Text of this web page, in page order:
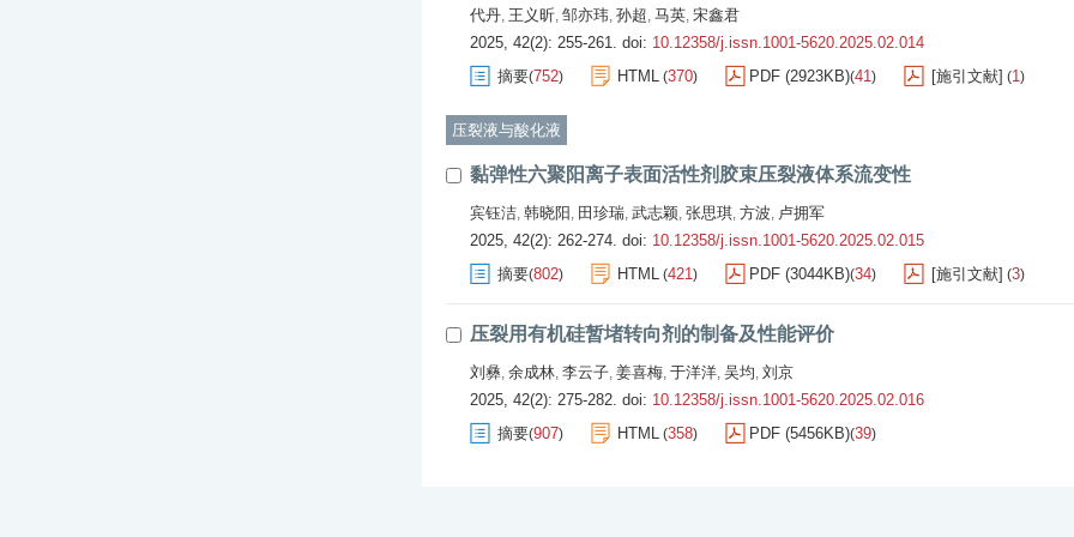
代丹, 王义昕, 邹亦玮, 孙超, 马英, 宋鑫君
2025, 42(2): 255-261. doi: 10.12358/j.issn.1001-5620.2025.02.014
摘要(752) HTML (370) PDF (2923KB)(41) [施引文献] (1)
压裂液与酸化液
黏弹性六聚阳离子表面活性剂胶束压裂液体系流变性
宾钰洁, 韩晓阳 , 田珍瑞, 武志颖, 张思琪, 方波, 卢拥军
2025, 42(2): 262-274. doi: 10.12358/j.issn.1001-5620.2025.02.015
摘要(802) HTML (421) PDF (3044KB)(34) [施引文献] (3)
压裂用有机硅暂堵转向剂的制备及性能评价
刘彝, 余成林, 李云子, 姜喜梅, 于洋洋, 吴均, 刘京
2025, 42(2): 275-282. doi: 10.12358/j.issn.1001-5620.2025.02.016
摘要(907) HTML (358) PDF (5456KB)(39)